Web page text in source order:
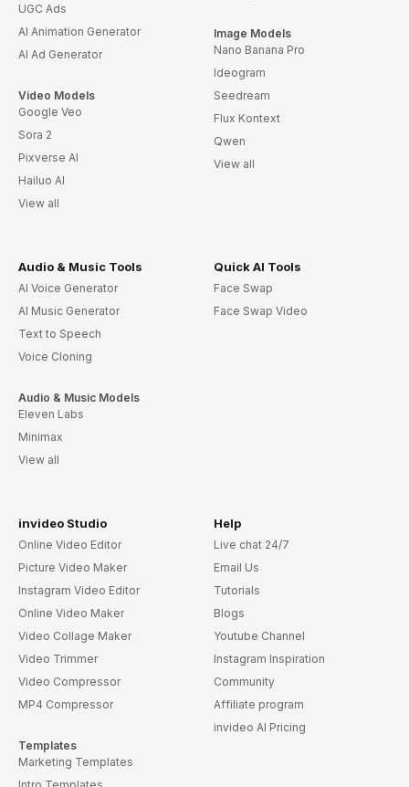
UGC Ads
AI Animation Generator
AI Ad Generator
Video Models
Google Veo
Sora 2
Pixverse AI
Hailuo AI
View all
Image Models
Nano Banana Pro
Ideogram
Seedream
Flux Kontext
Qwen
View all
Audio & Music Tools
AI Voice Generator
AI Music Generator
Text to Speech
Voice Cloning
Audio & Music Models
Eleven Labs
Minimax
View all
Quick AI Tools
Face Swap
Face Swap Video
invideo Studio
Online Video Editor
Picture Video Maker
Instagram Video Editor
Online Video Maker
Video Collage Maker
Video Trimmer
Video Compressor
MP4 Compressor
Templates
Marketing Templates
Help
Live chat 24/7
Email Us
Tutorials
Blogs
Youtube Channel
Instagram Inspiration
Community
Affiliate program
invideo AI Pricing